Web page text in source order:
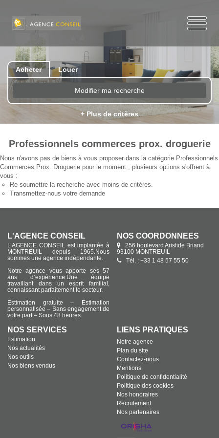
Acheter Louer
Modifier ma recherche
+ Plus de critères
Professionnels commerces prox. droguerie
Nous n'avons pas de biens à vous proposer dans la catégorie Professionnels
Commerces Prox. Droguerie pour le moment , plusieurs options s'offrent à
vous :
Re-soumettre la recherche avec moins de critères.
Transmettez-nous votre demande
L'AGENCE CONSEIL
L’AGENCE CONSEIL est implantée à
MONTREUIL depuis 1965.Nous
sommes une agence indépendante.
Notre agence vous apporte ses 57
ans d’expérience.Une équipe
travaillant dans un esprit familial,
connaissant parfaitement le secteur.
Estimation gratuite – Estimation
personnalisée – Sans engagement de
votre part – Sous 48 heures.
NOS COORDONNÉES
256 boulevard Aristide Briand
93100 MONTREUIL
Tél. : +33 1 48 57 55 50
NOS SERVICES
Estimation
Nos actualités
Nos outils
Nos biens vendus
LIENS PRATIQUES
Notre agence
Plan du site
Contactez-nous
Mentions
Politique de confidentialité
Politique des cookies
Nos honoraires
Recrutement
Nos partenaires